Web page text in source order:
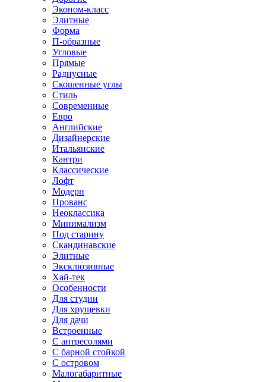
Эконом-класс
Элитные
Форма
П-образные
Угловые
Прямые
Радиусные
Скошенные углы
Стиль
Современные
Евро
Английские
Дизайнерские
Итальянские
Кантри
Классические
Лофт
Модерн
Прованс
Неоклассика
Минимализм
Под старину
Скандинавские
Элитные
Эксклюзивные
Хай-тек
Особенности
Для студии
Для хрущевки
Для дачи
Встроенные
С антресолями
С барной стойкой
С островом
Малогабаритные